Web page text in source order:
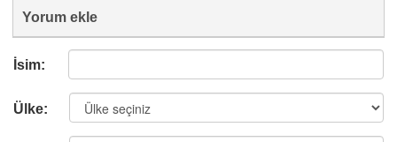
Yorum ekle
İsim:
Ülke: